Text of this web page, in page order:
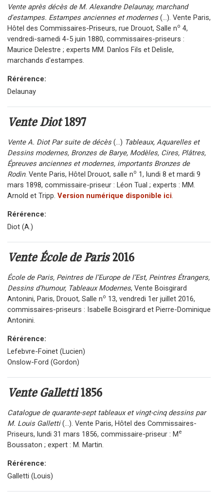
Vente après décès de M. Alexandre Delaunay, marchand
d'estampes. Estampes anciennes et modernes (...). Vente Paris,
Hôtel des Commissaires-Priseurs, rue Drouot, Salle no 4,
vendredi-samedi 4-5 juin 1880, commissaires-priseurs :
Maurice Delestre ; experts MM. Danlos Fils et Delisle,
marchands d'estampes.
Rérérence:
Delaunay
Vente Diot1897
Vente A. Diot Par suite de décès (...) Tableaux, Aquarelles et
Dessins modernes, Bronzes de Barye, Modèles, Cires, Plâtres,
Épreuves anciennes et modernes, importants Bronzes de
Rodin. Vente Paris, Hôtel Drouot, salle no 1, lundi 8 et mardi 9
mars 1898, commissaire-priseur : Léon Tual ; experts : MM.
Arnold et Tripp. Version numérique disponible ici
Rérérence:
Diot (A.)
Vente École de Paris2016
École de Paris, Peintres de l’Europe de l’Est, Peintres Étrangers,
Dessins d’humour, Tableaux Modernes, Vente Boisgirard
Antonini, Paris, Drouot, Salle no 13, vendredi 1er juillet 2016,
commissaires-priseurs : Isabelle Boisgirard et Pierre-Dominique
Antonini.
Rérérence:
Lefebvre-Foinet (Lucien)
Onslow-Ford (Gordon)
Vente Galletti1856
Catalogue de quarante-sept tableaux et vingt-cinq dessins par
M. Louis Galletti(...). Vente Paris, Hôtel des Commissaires-
Priseurs, lundi 31 mars 1856, commissaire-priseur : Me
Boussaton ; expert : M. Martin.
Rérérence:
Galletti (Louis)